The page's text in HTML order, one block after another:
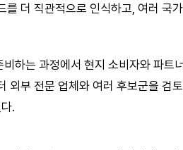
를 더 직관적으로 인식하고, 여러 국
하는 과정에서 현지 소비자와 파트
외부 전문 업체와 여러 후보군을 검
.